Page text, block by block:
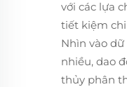
với các lựa
tiết kiệm
Nhìn vào
nhiều, dao
thủy phân